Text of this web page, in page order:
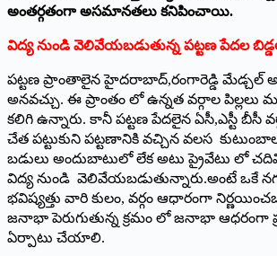
అంతర్గతంగా అసమానతలు కనిపించాయి.
విద్య నుండి వెలివేయబడుతున్న పట్టణ పేదల
పట్టణ ప్రాంతాలైన హైదరాబాద్,రంగారెడ్డి మేడ్చల్
అనవచ్చు. ఈ ప్రాంతం లో ఉన్నత వర్గాల పిల్లలు
కలిగి ఉన్నారు. కానీ పట్టణ పేదలైన ఏసీ,ఎస్టీ బీసీ
చేత పట్టుకుని పట్టణానికి వచ్చిన వలస కుటుంబాల
బడులు అందుబాటులో లేక అటు ప్రైవేటు లో
విద్య నుండి వెలివేయబడుతున్నారు.అంటే ఒకే
భవిష్యత్తు వారి కులం, వర్గం ఆధారంగా
జనాభా పెరుగుతున్న క్రమం లో జనాభా ఆధరంగా
ఏర్పాటు చేయాలి.